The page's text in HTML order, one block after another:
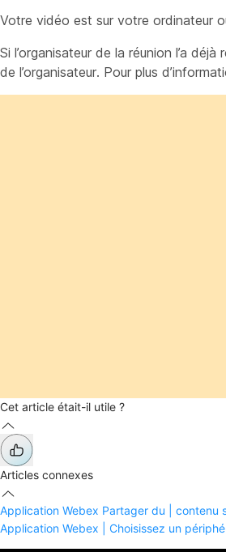
Votre vidéo est sur votre ordinateur
Si l’organisateur de la réunion l’a
de l’organisateur. Pour plus
Cet article était-il utile ?
Articles connexes
Application Webex Partager du | contenu
Application Webex | Choisissez un